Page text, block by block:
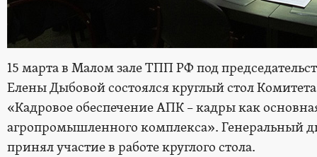
15 марта в Малом зале ТПП РФ под
Елены Дыбовой состоялся круглый стол
«Кадровое обеспечение АПК – кадры как
агропромышленного комплекса». Генеральный
принял участие в работе круглого стола.